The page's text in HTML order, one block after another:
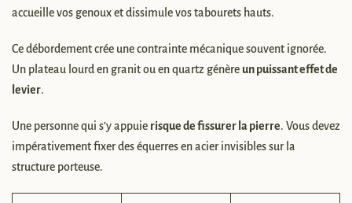
accueille vos genoux et dissimule vos tabourets hauts.
Ce débordement crée une contrainte mécanique souvent ignorée.
Un plateau lourd en granit ou en quartz génère un puissant effet de
levier.
Une personne qui s’y appuie risque de fissurer la pierre. Vous devez
impérativement fixer des équerres en acier invisibles sur la
structure porteuse.